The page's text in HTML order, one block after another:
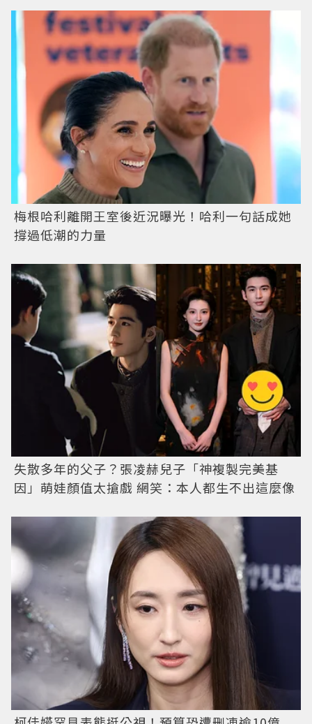
梅根哈利離開王室後近況曝光！哈利一句話成她
撐過低潮的力量
失散多年的父子？張凌赫兒子「神複製完美基
因」萌娃顏值太搶戲 網笑：本人都生不出這麼像